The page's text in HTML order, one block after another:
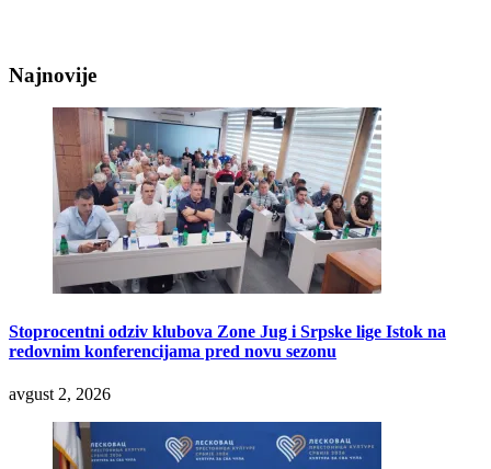
Najnovije
Stoprocentni odziv klubova Zone Jug i Srpske lige Istok na
redovnim konferencijama pred novu sezonu
avgust 2, 2026